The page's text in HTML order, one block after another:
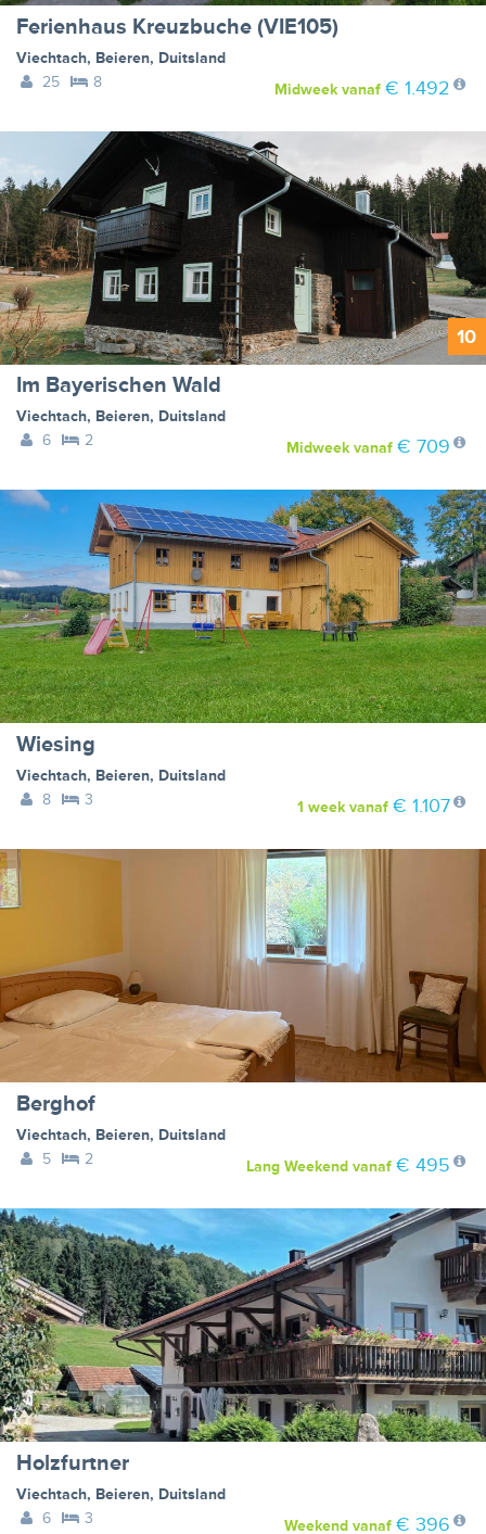
Ferienhaus Kreuzbuche (VIE105)
Viechtach, Beieren, Duitsland
25
8 Midweekvanaf € 1.492
10
Im Bayerischen Wald
Viechtach, Beieren, Duitsland
6
2 Midweekvanaf € 709
Wiesing
Viechtach, Beieren, Duitsland
8
3 1 weekvanaf € 1.107
Berghof
Viechtach, Beieren, Duitsland
5
2 Lang Weekendvanaf € 495
Holzfurtner
Viechtach, Beieren, Duitsland
6
3 Weekendvanaf € 396